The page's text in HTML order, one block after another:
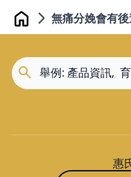
Home 無痛分娩會有
惠